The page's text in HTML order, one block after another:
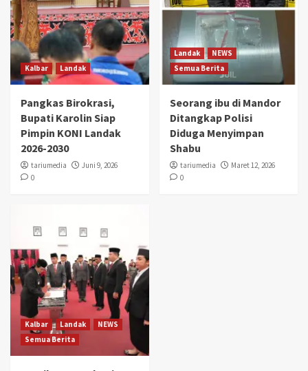
Kalbar Landak
Pangkas Birokrasi,
Bupati Karolin Siap
Pimpin KONI Landak
2026-2030
tariumedia
Juni 9, 2026
0
Landak
NEWS
Semua Berita
Seorang ibu di Mandor
Ditangkap Polisi
Diduga Menyimpan
Shabu
tariumedia
Maret 12, 2026
0
Kalbar Landak
NEWS
Semua Berita